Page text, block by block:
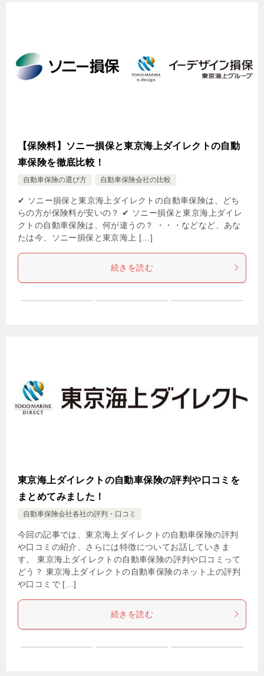
【保険料】ソニー損保と東京海上ダイレクトの自動
車保険を徹底比較！
自動車保険の選び方 自動車保険会社の比較
✔ ソニー損保と東京海上ダイレクトの自動車保険は、どち
らの方が保険料が安いの？ ✔ ソニー損保と東京海上ダイレ
クトの自動車保険は、何が違うの？ ・・・などなど、あな
たは今、ソニー損保と東京海上 […]
続きを読む
東京海上ダイレクトの自動車保険の評判や口コミを
まとめてみました！
自動車保険会社各社の評判・口コミ
今回の記事では、東京海上ダイレクトの自動車保険の評判
や口コミの紹介、さらには特徴についてお話していきま
す。 東京海上ダイレクトの自動車保険の評判や口コミって
どう？ 東京海上ダイレクトの自動車保険のネット上の評判
や口コミで […]
続きを読む